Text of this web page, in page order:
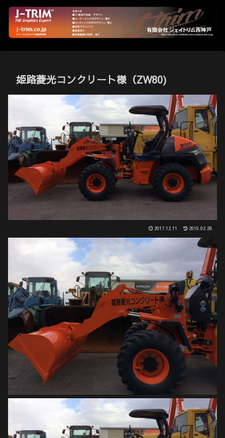
姫路菱光コンクリート様（ZW80)
2017.12.11 2019.02.28